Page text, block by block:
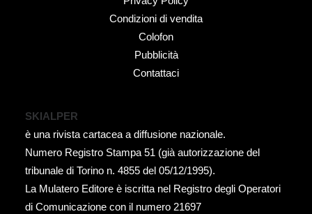
Condizioni di vendita
Colofon
Pubblicità
Contattaci
SKIALPER
è una rivista cartacea a diffusione nazionale.
Numero Registro Stampa 51 (già autorizzazione del
tribunale di Torino n. 4855 del 05/12/1995).
La Mulatero Editore è iscritta nel Registro degli Operatori
di Comunicazione con il numero 21697